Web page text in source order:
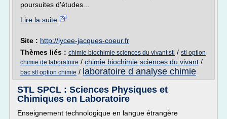
poursuites d'études...
Lire la suite
Site : http://lycee-jacques-coeur.fr
Thèmes liés : chimie biochimie sciences du vivant stl / stl option
chimie de laboratoire / chimie biochimie sciences du vivant /
bac stl option chimie / laboratoire d analyse chimie
STL SPCL : Sciences Physiques et
Chimiques en Laboratoire
Enseignement technologique en langue étrangère